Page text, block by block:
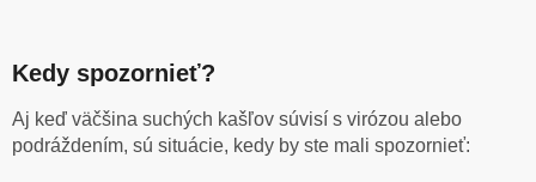
Kedy spozornieť?
Aj keď väčšina suchých kašľov súvisí s virózou alebo
podráždením, sú situácie, kedy by ste mali spozornieť: